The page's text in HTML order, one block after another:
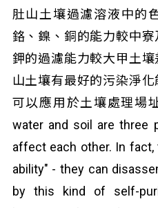
肚山土壤過濾溶液中的
鉻、鎳、銅的能力較中
鉀的過濾能力較大甲土
山土壤有最好的污染淨
可以應用於土壤處理場
water and soil are three
affect each other. In
ability" - they can
by this kind of self-